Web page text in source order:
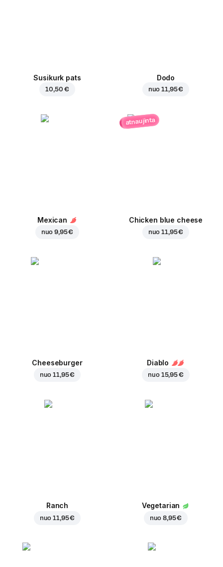
Susikurk pats
10,50 €
Dodo
nuo11,95 €
Mexican
nuo9,95 €
atnaujinta
Chicken blue cheese
nuo11,95 €
Cheeseburger
nuo11,95 €
Diablo
nuo 15,95 €
Ranch
nuo11,95 €
Vegetarian
nuo8,95 €